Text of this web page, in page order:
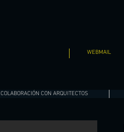
WEBMAIL
COLABORACIÓN CON ARQUITECTOS